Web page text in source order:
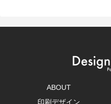
ABOUT
印刷デザイン